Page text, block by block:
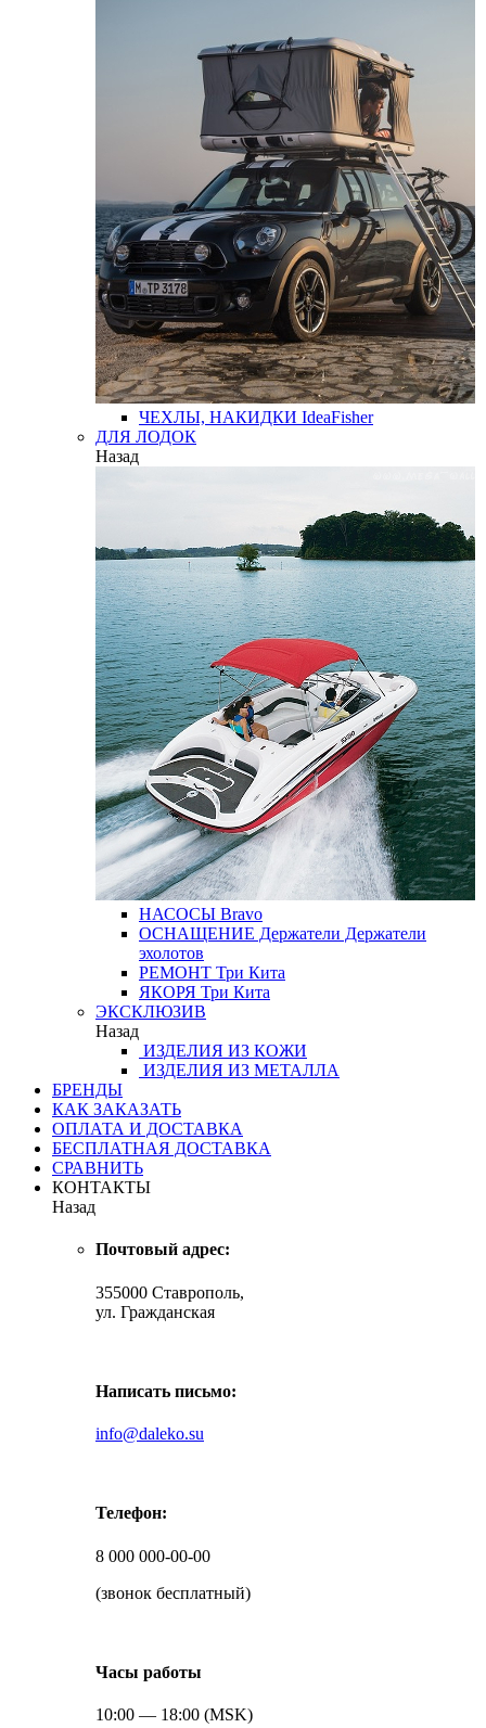
ЧЕХЛЫ, НАКИДКИ IdeaFisher
ДЛЯ ЛОДОК
Назад
НАСОСЫ Bravo
ОСНАЩЕНИЕ Держатели Держатели
эхолотов
РЕМОНТ Три Кита
ЯКОРЯ Три Кита
ЭКСКЛЮЗИВ
Назад
ИЗДЕЛИЯ ИЗ КОЖИ
ИЗДЕЛИЯ ИЗ МЕТАЛЛА
БРЕНДЫ
КАК ЗАКАЗАТЬ
ОПЛАТА И ДОСТАВКА
БЕСПЛАТНАЯ ДОСТАВКА
СРАВНИТЬ
КОНТАКТЫ
Назад
Почтовый адрес:
355000 Ставрополь,
ул. Гражданская
Написать письмо:
info@daleko.su
Телефон:
8 000 000-00-00
(звонок бесплатный)
Часы работы
10:00 — 18:00 (MSK)